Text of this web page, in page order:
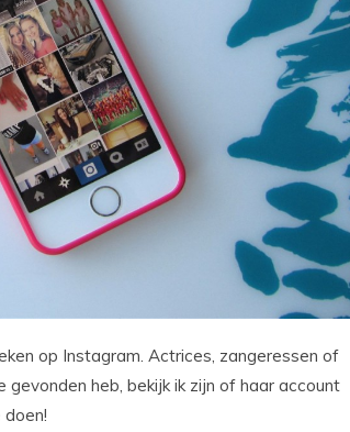
op Instagram. Actrices, zangeressen of
heb, bekijk ik zijn of haar account